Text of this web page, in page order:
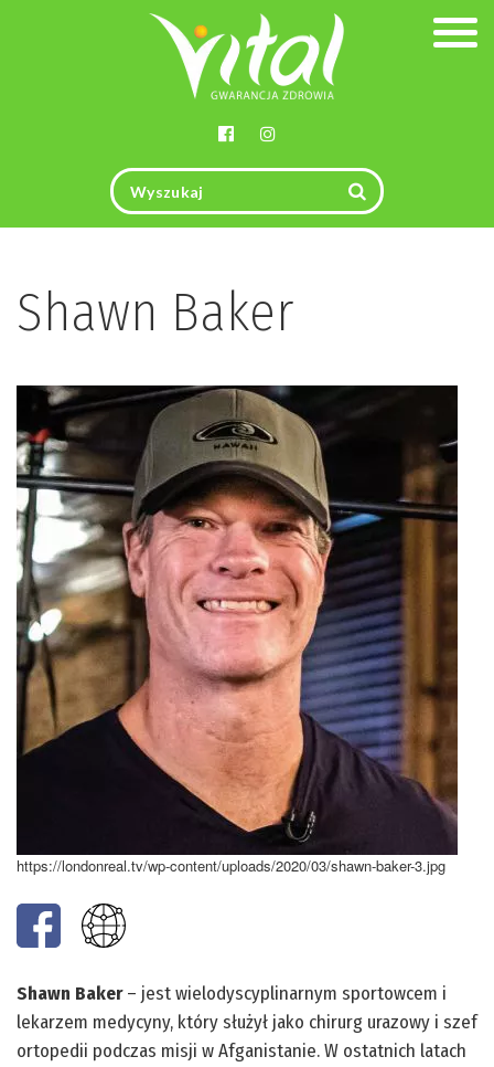
Shawn Baker
https://londonreal.tv/wp-content/uploads/2020/03/shawn-baker-3.jpg
Shawn Baker– jest wielodyscyplinarnym sportowcem i
lekarzem medycyny, który służył jako chirurg urazowy i szef
ortopedii podczas misji w Afganistanie. W ostatnich latach